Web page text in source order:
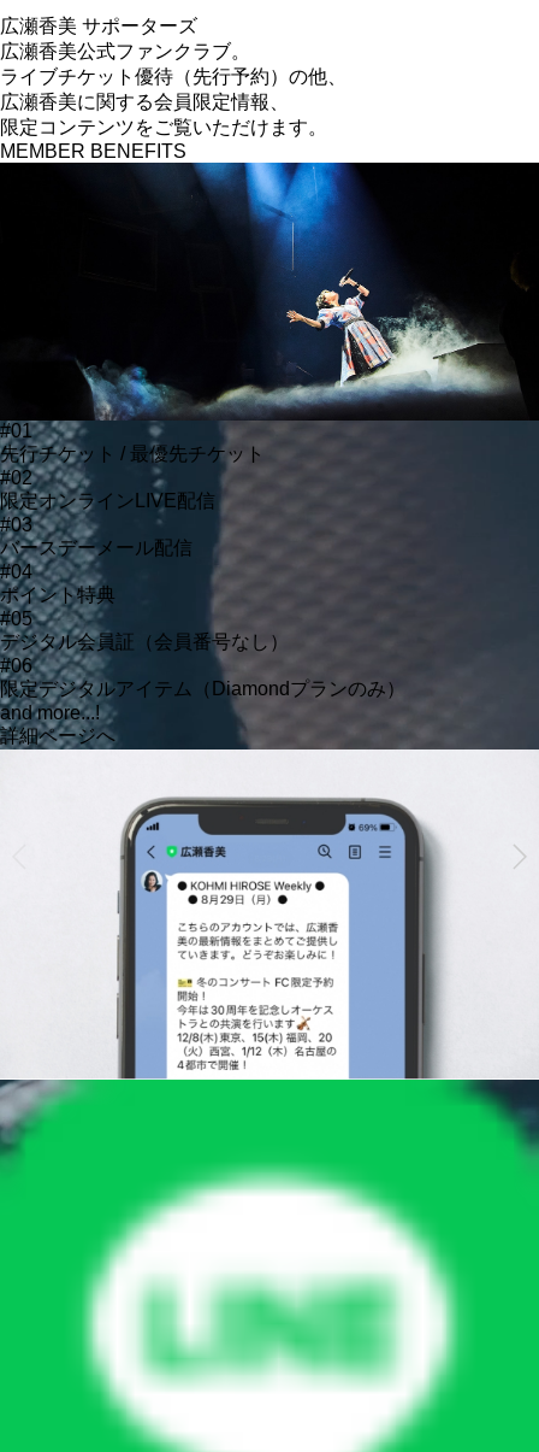
広瀬香美 サポーターズ
広瀬香美公式ファンクラブ。
ライブチケット優待（先行予約）の他、
広瀬香美に関する会員限定情報、
限定コンテンツをご覧いただけます。
MEMBER BENEFITS
#01
先行チケット / 最優先チケット
#02
限定オンラインLIVE配信
#03
バースデーメール配信
#04
ポイント特典
#05
デジタル会員証（会員番号なし）
#06
限定デジタルアイテム（Diamondプランのみ）
and more...!
詳細ページへ